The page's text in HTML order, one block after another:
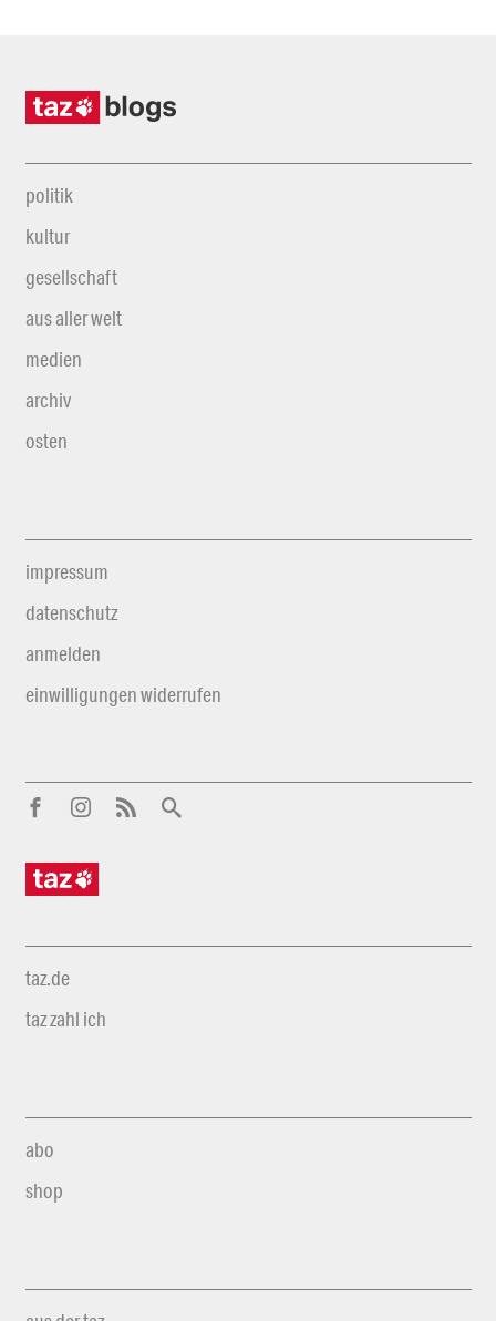
politik
kultur
gesellschaft
aus aller welt
medien
archiv
osten
impressum
datenschutz
anmelden
einwilligungen widerrufen
taz.de
taz zahl ich
abo
shop